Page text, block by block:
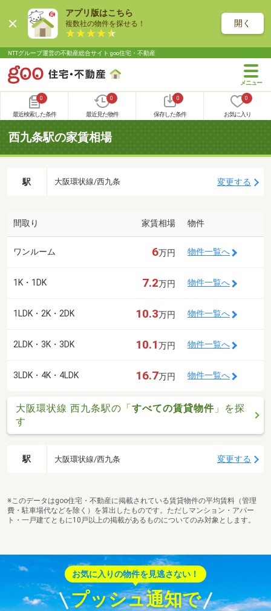
アプリ版はこちら
複数社の物件を探せる！ 開く
NTTグループ運営の不動産総合サイト goo住宅・不動産
0
最近検索した条件
0
最近見た物件
0
保存した条件
0
お気に入り
西九条駅の家賃相場
駅 大阪環状線/西九条 変更する
間取り 家賃相場 物件
ワンルーム 6万円 物件一覧へ
1K・1DK 7.2万円 物件一覧へ
1LDK・2K・2DK 10.3万円 物件一覧へ
2LDK・3K・3DK 10.1万円 物件一覧へ
3LDK・4K・4LDK 16.7万円 物件一覧へ
大阪環状線 西九条駅の「すべての賃貸物件 」を探
す
駅 大阪環状線/西九条 変更する
※このデータはgoo住宅・不動産に掲載されている賃貸物件の平均賃料（管理
費・駐車場代などを除く）を算出したものです。ただしマンション・アパー
ト・一戸建てともに10戸以上の掲載があるものについてのみ対象とします。
お気に入りの物件を見逃さない！
プッシュ通知で